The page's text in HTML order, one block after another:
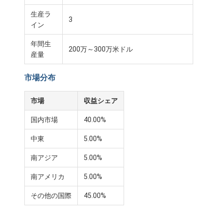
生産ラ
イン
3
年間生
産量
200万～300万米ドル
市場分布
市場 収益シェア
国内市場 40.00%
中東 5.00%
南アジア 5.00%
南アメリカ 5.00%
その他の国際 45.00%